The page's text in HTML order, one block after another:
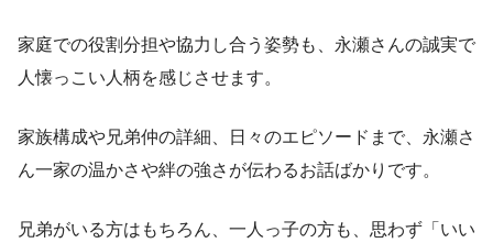
家庭での役割分担や協力し合う姿勢も、永瀬さんの誠実で
人懐っこい人柄を感じさせます。
家族構成や兄弟仲の詳細、日々のエピソードまで、永瀬さ
ん一家の温かさや絆の強さが伝わるお話ばかりです。
兄弟がいる方はもちろん、一人っ子の方も、思わず「いい